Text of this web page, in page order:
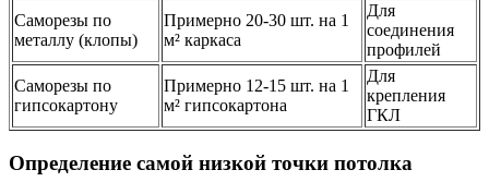
Саморезы по
металлу (клопы)
Примерно 20-30 шт. на 1
м² каркаса
Для
соединения
профилей
Саморезы по
гипсокартону
Примерно 12-15 шт. на 1
м² гипсокартона
Для
крепления
ГКЛ
Определение самой низкой точки потолка